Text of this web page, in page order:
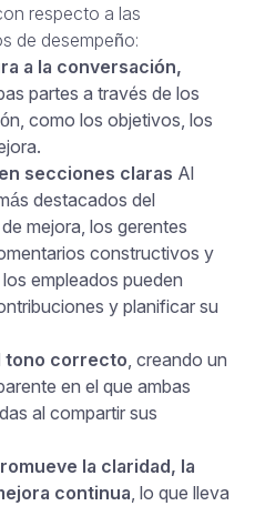
respecto a las
de desempeño:
a la conversación,
partes a través de los
como los objetivos, los
secciones claras Al
destacados del
mejora, los gerentes
constructivos y
empleados pueden
y planificar su
tono correcto , creando un
en el que ambas
al compartir sus
la claridad, la
continua , lo que lleva